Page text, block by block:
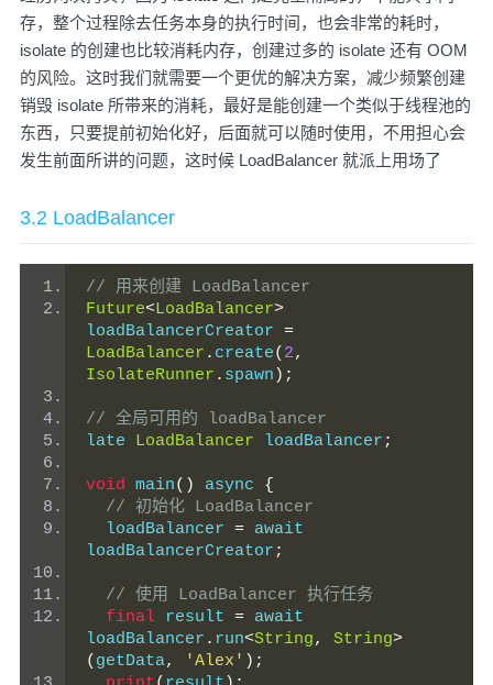
存，整个过程除去任务本身的执行时间，也会非常的耗时，
isolate 的创建也比较消耗内存，创建过多的 isolate 还有 OOM
的风险。这时我们就需要一个更优的解决方案，减少频繁创建
销毁 isolate 所带来的消耗，最好是能创建一个类似于线程池的
东西，只要提前初始化好，后面就可以随时使用，不用担心会
发生前面所讲的问题，这时候 LoadBalancer 就派上用场了
3.2 LoadBalancer
// 用来创建 LoadBalancer
Future<LoadBalancer>
loadBalancerCreator =
LoadBalancer . create( 2,
IsolateRunner . spawn );
// 全局可用的 loadBalancer
late LoadBalancer loadBalancer ;
void main() async {
// 初始化 LoadBalancer
  loadBalancer
= await
loadBalancerCreator ;
// 使用 LoadBalancer 执行任务
final result = await
loadBalancer . run<String, String>
( getData, 'Alex' );